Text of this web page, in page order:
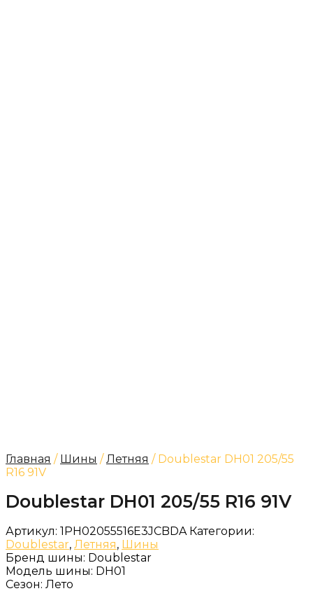
Главная / Шины /Летняя / Doublestar DH01 205/55
R16 91V
Doublestar DH01 205/55 R16 91V
Артикул: 1PH02055516E3JCBDA Категории:
Doublestar, Летняя, Шины
Бренд шины: Doublestar
Модель шины: DH01
Сезон: Лето